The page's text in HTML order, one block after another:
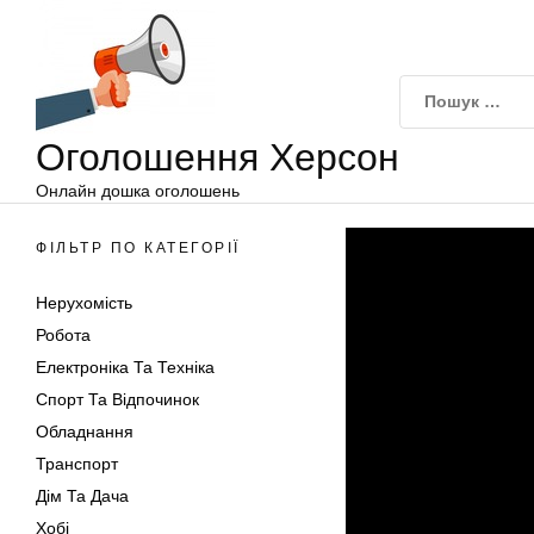
Оголошення Херсон
Онлайн дошка оголошень
ФІЛЬТР ПО КАТЕГОРІЇ
Нерухомість
Робота
Електроніка Та Техніка
Спорт Та Відпочинок
Обладнання
Транспорт
Дім Та Дача
Хобі